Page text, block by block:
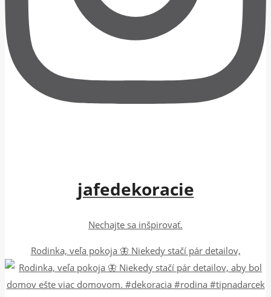
jafedekoracie
Nechajte sa inšpirovať.
Rodinka, veľa pokoja 🦋 Niekedy stačí pár detailov,